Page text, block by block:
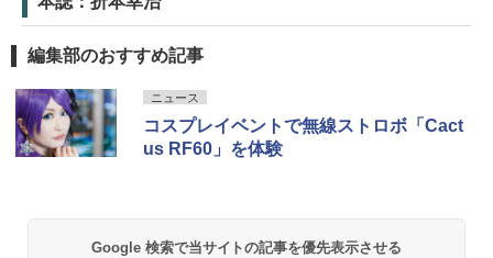
編集部のおすすめ記事
ニュース
コスプレイベントで無線ストロボ「Cact
us RF60」を体験
Google 検索で当サイトの記事を優先表示させる